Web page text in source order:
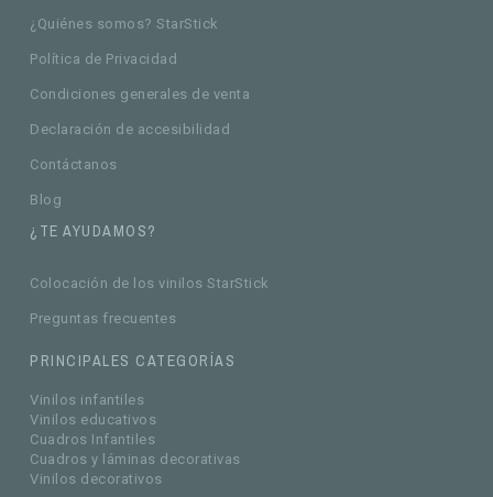
¿Quiénes somos? StarStick
Política de Privacidad
Condiciones generales de venta
Declaración de accesibilidad
Contáctanos
Blog
¿TE AYUDAMOS?
Colocación de los vinilos StarStick
Preguntas frecuentes
PRINCIPALES CATEGORÍAS
Vinilos infantiles
Vinilos educativos
Cuadros Infantiles
Cuadros y láminas decorativas
Vinilos decorativos